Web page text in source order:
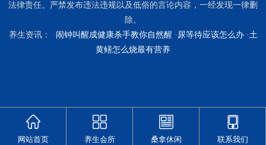
法律责任。严禁发布违法违规以及低俗的言论内容，一经发现一律删
除。
养生资讯： · 闹钟叫醒成健康杀手教你自然醒 · 尿等待应该怎么办·土
黄鳝怎么烧最有营养
网站首页 养生会所 桑拿休闲 联系我们